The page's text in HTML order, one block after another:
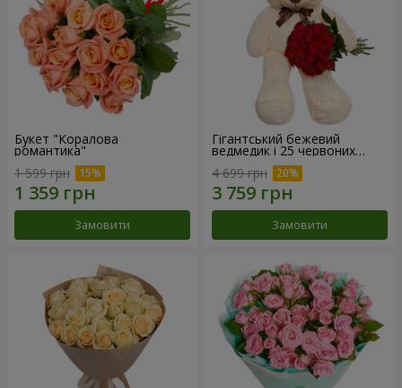
Букет "Коралова
романтика"
1 599 грн
Замовити
Гігантський бежевий
ведмедик і 25 червоних
троянд
4 699 грн
Замовити